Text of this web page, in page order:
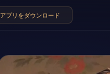
アプリをダウンロード